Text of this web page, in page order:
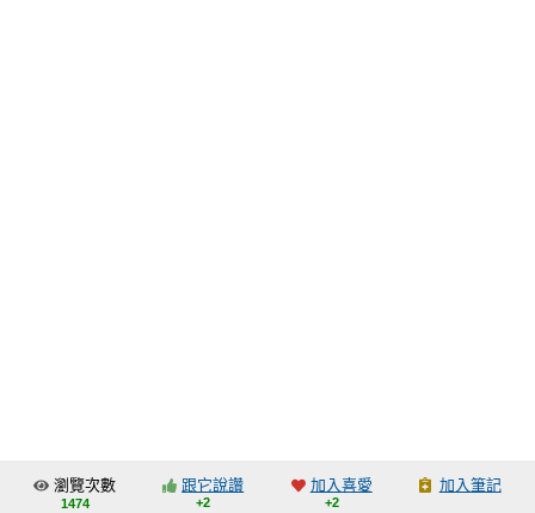
交流中心
瀏覽次數
1474
跟它說讚
+2
加入喜愛
+2
加入筆記